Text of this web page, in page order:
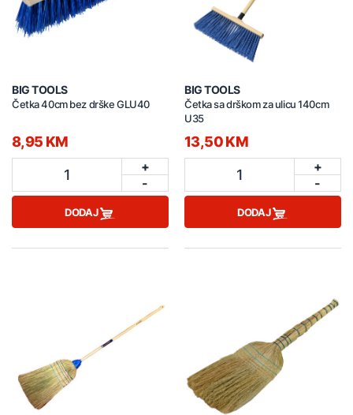
BIG TOOLS
Četka 40cm bez drške GLU40
8,95 KM
1
+
-
DODAJ
BIG TOOLS
Četka sa drškom za ulicu 140cm
U35
13,50 KM
1
+
-
DODAJ